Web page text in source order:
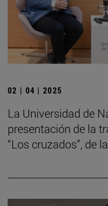
02 | 04 | 2025
La Universidad de
presentación de la
“Los cruzados”, de